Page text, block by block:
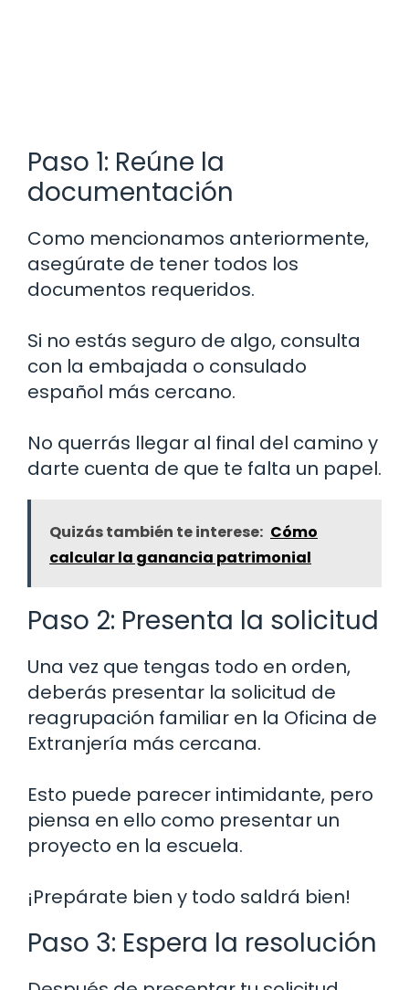
Paso 1: Reúne la
documentación
Como mencionamos anteriormente,
asegúrate de tener todos los
documentos requeridos.
Si no estás seguro de algo, consulta
con la embajada o consulado
español más cercano.
No querrás llegar al final del camino y
darte cuenta de que te falta un papel.
Quizás también te interese: Cómo
calcular la ganancia patrimonial
Paso 2: Presenta la solicitud
Una vez que tengas todo en orden,
deberás presentar la solicitud de
reagrupación familiar en la Oficina de
Extranjería más cercana.
Esto puede parecer intimidante, pero
piensa en ello como presentar un
proyecto en la escuela.
¡Prepárate bien y todo saldrá bien!
Paso 3: Espera la resolución